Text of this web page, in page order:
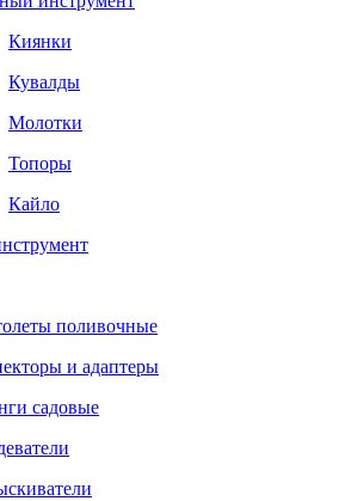
Киянки
Кувалды
Молотки
Топоры
Кайло
поливочные
и адаптеры
садовые